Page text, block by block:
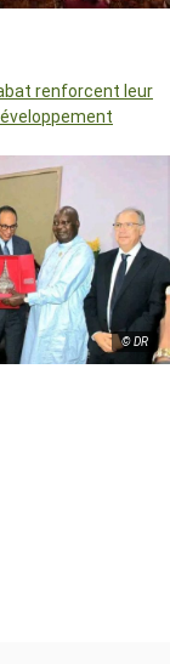
renforcent leur
© DR